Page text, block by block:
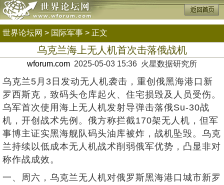
世界论坛网 > 国际军事 > 正文
乌克兰海上无人机首次击落俄战机
wforum.com 2025-05-03 15:36 火星数据研究所
乌克兰5月3日发动无人机袭击，重创俄黑海港口新
罗西斯克，致码头仓库起火、住宅损毁及人员受伤。
乌军首次使用海上无人机发射导弹击落俄Su-30战
机，开创战术先例。俄方称拦截170架无人机，但军
事博主证实黑海舰队码头油库被炸，战机坠毁。乌克
兰持续以低成本无人机战术削弱俄军优势，凸显非对
称作战成效。
一、周六，乌克兰无人机对俄罗斯黑海港口城市新罗